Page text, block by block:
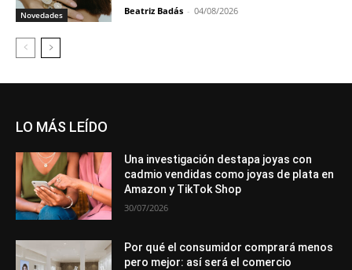
Novedades Beatriz Badás - 04/08/2026
LO MÁS LEÍDO
Una investigación destapa joyas con
cadmio vendidas como joyas de plata en
Amazon y TikTok Shop
30/07/2026
Por qué el consumidor comprará menos
pero mejor: así será el comercio